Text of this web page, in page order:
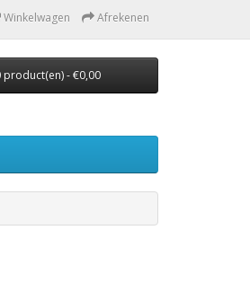
Winkelwagen Afrekenen
product(en) - €0,00